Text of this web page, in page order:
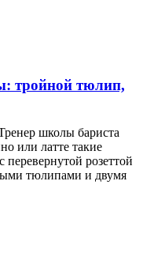
тройной тюлип,
школы бариста
или латте такие
розеттой
тюлипами и двумя